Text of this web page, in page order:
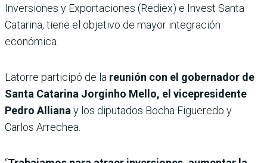
Inversiones y Exportaciones (Rediex) e Invest Santa
Catarina, tiene el objetivo de mayor integración
económica.
Latorre participó de la reunión con el gobernador de
Santa Catarina Jorginho Mello, el vicepresidente
Pedro Alliana y los diputados Bocha Figueredo y
Carlos Arrechea.